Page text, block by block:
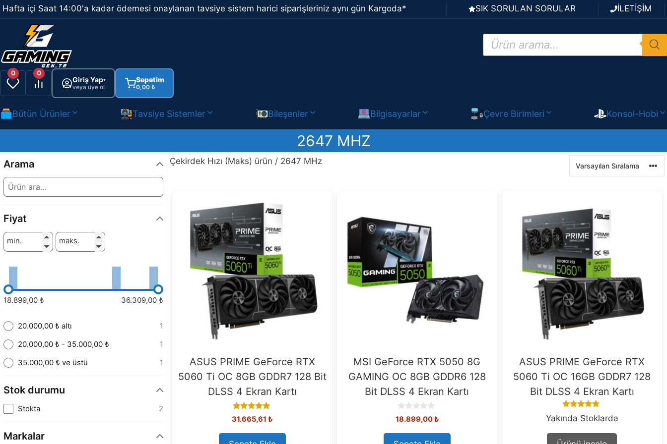
İçeriğe
atla
Hafta içi Saat 14:00'a kadar ödemesi onaylanan tavsiye sistem harici siparişleriniz aynı gün Kargoda* SIK SORULAN SORULAR İLETİŞİM
Products
search
0 0
Giriş Yap▾
veya üye ol
Sepetim
0,00 ₺
Bütün Ürünler Tavsiye Sistemler Bileşenler Bilgisayarlar Çevre Birimleri Konsol-Hobi
2647 MHZ
Çekirdek Hızı (Maks) ürün / 2647 MHz
ASUS PRIME GeForce RTX
5060 Ti OC 8GB GDDR7 128 Bit
DLSS 4 Ekran Kartı
5.00
out of 5
31.665,61₺
MSI GeForce RTX 5050 8G
GAMING OC 8GB GDDR6 128
Bit DLSS 4 Ekran Kartı
0
o
u
t
18.899,00₺
ASUS PRIME GeForce RTX
5060 Ti OC 16GB GDDR7 128
Bit DLSS 4 Ekran Kartı
5.00
out of 5
Yakında Stoklarda
Arama
Fiyat
min. maks.
18.899,00 ₺ 36.309,00 ₺
20.000,00 ₺ altı
1
20.000,00 ₺ - 35.000,00 ₺
1
35.000,00 ₺ ve üstü
1
Stok durumu
Stokta 2
Markalar